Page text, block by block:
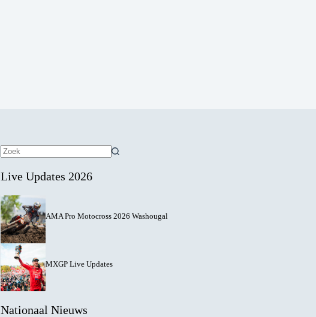
resultaten
Live Updates 2026
AMA Pro Motocross 2026 Washougal
MXGP Live Updates
Nationaal Nieuws